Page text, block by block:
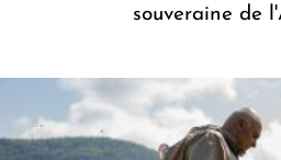
souveraine de